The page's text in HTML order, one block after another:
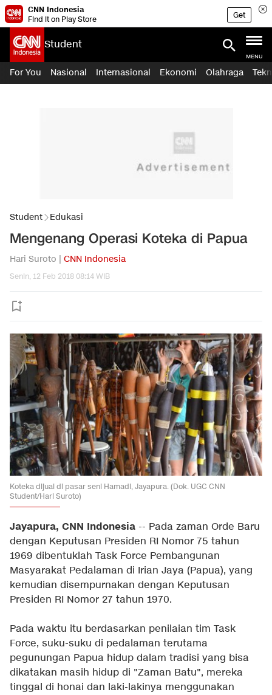
CNN Indonesia
Find it on Play Store
Get
Student
MENU
For You Nasional Internasional Ekonomi Olahraga
Student Edukasi
Mengenang Operasi Koteka di Papua
Hari Suroto | CNN Indonesia
Senin, 12 Feb 2018 08:14 WIB
Koteka dijual di pasar seni Hamadi, Jayapura. (Dok. UGC CNN
Student/Hari Suroto)
Jayapura, CNN Indonesia -- Pada zaman Orde Baru
dengan Keputusan Presiden RI Nomor 75 tahun
1969 dibentuklah Task Force Pembangunan
Masyarakat Pedalaman di Irian Jaya (Papua), yang
kemudian disempurnakan dengan Keputusan
Presiden RI Nomor 27 tahun 1970.
Pada waktu itu berdasarkan penilaian tim Task
Force, suku-suku di pedalaman terutama
pegunungan Papua hidup dalam tradisi yang bisa
dikatakan masih hidup di "Zaman Batu", mereka
tinggal di honai dan laki-lakinya menggunakan